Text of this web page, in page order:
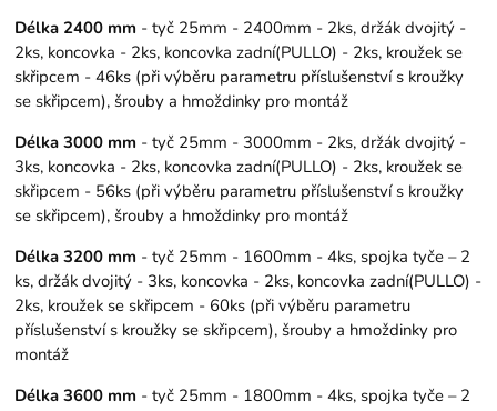
Délka 2400 mm - tyč 25mm - 2400mm - 2ks, držák dvojitý -
2ks, koncovka - 2ks, koncovka zadní(PULLO) - 2ks, kroužek se
skřipcem - 46ks (při výběru parametru příslušenství s kroužky
se skřipcem), šrouby a hmoždinky pro montáž
Délka 3000 mm - tyč 25mm - 3000mm - 2ks, držák dvojitý -
3ks, koncovka - 2ks, koncovka zadní(PULLO) - 2ks, kroužek se
skřipcem - 56ks (při výběru parametru příslušenství s kroužky
se skřipcem), šrouby a hmoždinky pro montáž
Délka 3200 mm - tyč 25mm - 1600mm - 4ks, spojka tyče – 2
ks, držák dvojitý - 3ks, koncovka - 2ks, koncovka zadní(PULLO) -
2ks, kroužek se skřipcem - 60ks (při výběru parametru
příslušenství s kroužky se skřipcem), šrouby a hmoždinky pro
montáž
Délka 3600 mm - tyč 25mm - 1800mm - 4ks, spojka tyče – 2